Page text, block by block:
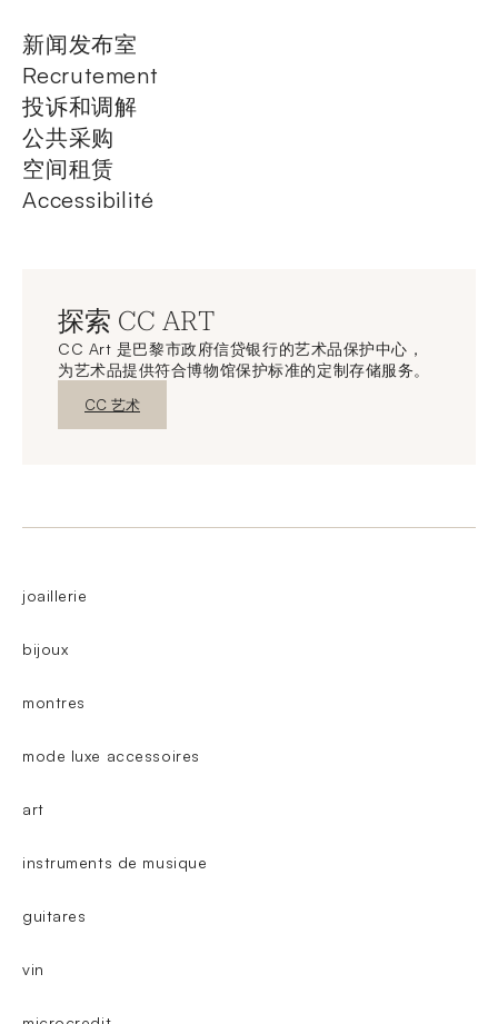
新闻发布室
Recrutement
投诉和调解
公共采购
空间租赁
Accessibilité
探索 CC ART
CC Art 是巴黎市政府信贷银行的艺术品保护中心，
为艺术品提供符合博物馆保护标准的定制存储服务。
新窗口发现
CC 艺术
joaillerie
bijoux
montres
mode luxe accessoires
art
instruments de musique
guitares
vin